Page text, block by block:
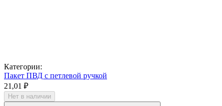
Категории:
Пакет ПВД с петлевой ручкой
21,01 ₽
Нет в наличии